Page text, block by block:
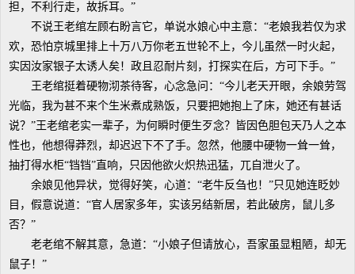
担，不利行走，故拆耳。”
不说王老绾左顾右盼言它，单说水娘心中主意：“老娘我若仅为求
欢，恐怕京城里排上十万八万你老五世轮不上，今儿虽然一时火起，
实因汝家银子太诱人矣！政且忍耐片刻，打探实在后，方可下手。”
王老绾挺着硬物沏茶待客，心念急问：“今儿老天开眼，余娘劳驾
光临，我为甚不来个生米煮成熟饭，只要把她抱上了床，她还有甚话
说？”王老绾老实一辈子，为何瞬时便生歹念？皆因色胆包天乃人之本
性也，他想得莽烈，却迟迟下不了手。忽然，他腰中硬物一耸一耸，
抽打得水柜“铛铛”直响，只因他欲火炽热迅猛，兀自泄火了。
余娘见他异状，觉得好笑，心道：“老牛反刍也！”只见她连眨妙
目，假意说道：“官人居家多年，实该另结新居，若此破房，鼠儿多
否？”
老老绾不解其意，急道：“小娘子但请放心，吾家虽显粗陋，却无
鼠子！”